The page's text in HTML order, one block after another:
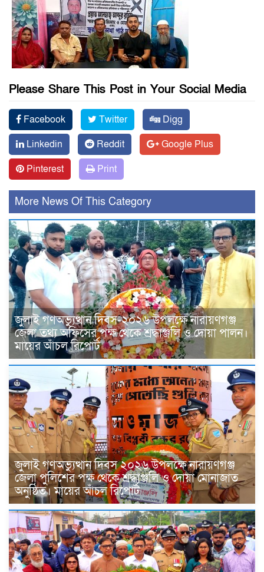
Please Share This Post in Your Social Media
Facebook Twitter
Digg
Linkedin
Reddit
Google Plus
Pinterest
Print
More News Of This Category
জুলাই গণঅভ্যুত্থান দিবস-২০২৬ উপলক্ষে নারায়ণগঞ্জ
জেলা তথ্য অফিসের পক্ষ থেকে শ্রদ্ধাঞ্জলি ও দোয়া পালন।
মায়ের আঁচল রিপোর্ট
জুলাই গণঅভ্যুত্থান দিবস ২০২৬ উপলক্ষে নারায়ণগঞ্জ
জেলা পুলিশের পক্ষ থেকে শ্রদ্ধাঞ্জলি ও দোয়া মোনাজাত
অনুষ্ঠিত। মায়ের আঁচল রিপোর্ট